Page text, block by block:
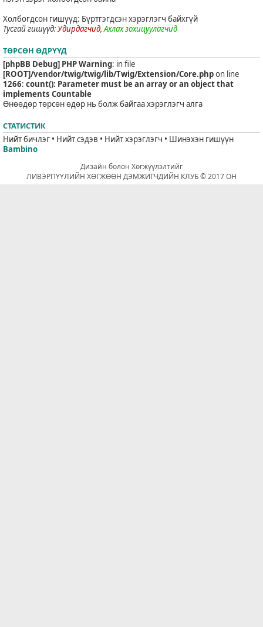
Холбогдсон гишүүд: Бүртгэгдсэн хэрэглэгч байхгүй
Тусгай гишүүд:Удирдагчид,Ахлах зохицуулагчид
ТӨРСӨН ӨДРҮҮД
[phpBB Debug] PHP Warning: in file
[ROOT]/vendor/twig/twig/lib/Twig/Extension/Core.phpon line
1266: count(): Parameter must be an array or an object that
implements Countable
Өнөөдөр төрсөн өдөр нь болж байгаа хэрэглэгч алга
СТАТИСТИК
Нийт бичлэг • Нийт сэдэв • Нийт хэрэглэгч • Шинэхэн гишүүн
Bambino
Дизайн болон Хөгжүүлэлтийг
ЛИВЭРПҮҮЛИЙН ХӨГЖӨӨН ДЭМЖИГЧДИЙН КЛУБ © 2017 ОН